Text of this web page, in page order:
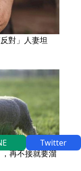
對」人妻坦
再不接就要溜
Twitter